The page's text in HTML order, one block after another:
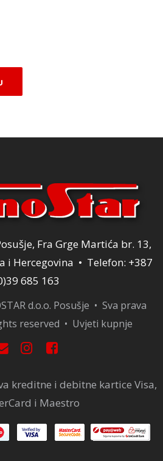
Fra Grge Martića br. 13,
i Hercegovina • Telefon: +387
685 163
d.o.o. Posušje • Sva prava
reserved • Uvjeti kupnje
kreditne i debitne kartice Visa,
i Maestro